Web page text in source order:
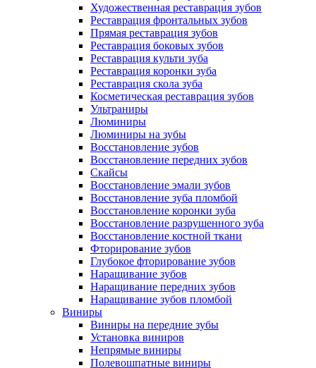
Художественная реставрация зубов
Реставрация фронтальных зубов
Прямая реставрация зубов
Реставрация боковых зубов
Реставрация культи зуба
Реставрация коронки зуба
Реставрация скола зуба
Косметическая реставрация зубов
Ультраниры
Люминиры
Люминиры на зубы
Восстановление зубов
Восстановление передних зубов
Скайсы
Восстановление эмали зубов
Восстановление зуба пломбой
Восстановление коронки зуба
Восстановление разрушенного зуба
Восстановление костной ткани
Фторирование зубов
Глубокое фторирование зубов
Наращивание зубов
Наращивание передних зубов
Наращивание зубов пломбой
Виниры
Виниры на передние зубы
Установка виниров
Непрямые виниры
Полевошпатные виниры